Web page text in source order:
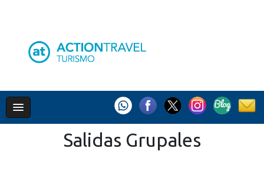
Salidas Grupales